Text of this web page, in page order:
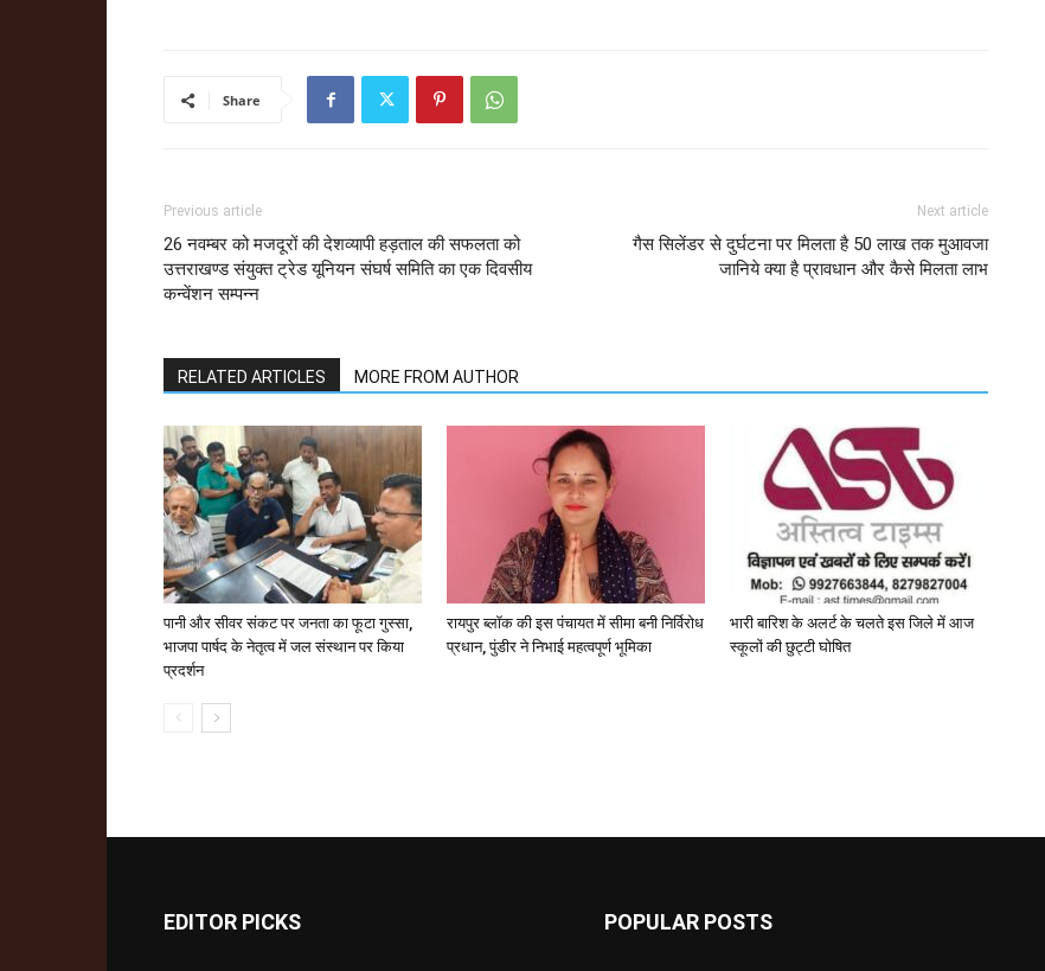
Share
Previous article
26 नवम्बर को मजदूरों की देशव्यापी हड़ताल की सफलता को
उत्तराखण्ड संयुक्त ट्रेड यूनियन संघर्ष समिति का एक दिवसीय
कन्वेंशन सम्पन्न
Next article
गैस सिलेंडर से दुर्घटना पर मिलता है 50 लाख तक मुआवजा
जानिये क्या है प्रावधान और कैसे मिलता लाभ
RELATED ARTICLES MORE FROM AUTHOR
पानी और सीवर संकट पर जनता का फूटा गुस्सा,
भाजपा पार्षद के नेतृत्व में जल संस्थान पर किया
प्रदर्शन
रायपुर ब्लॉक की इस पंचायत में सीमा बनी निर्विरोध
प्रधान, पुंडीर ने निभाई महत्वपूर्ण भूमिका
भारी बारिश के अलर्ट के चलते इस जिले में आज
स्कूलों की छुट्टी घोषित
EDITOR PICKS POPULAR POSTS